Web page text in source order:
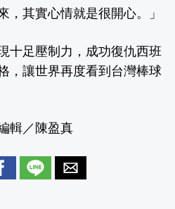
，其實心情就是很開心。」
十足壓制力，成功復仇西班
，讓世界再度看到台灣棒球
輯／陳盈真